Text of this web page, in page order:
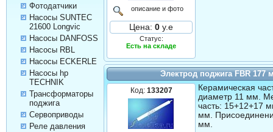
Фотодатчики
Насосы SUNTEC
21600 Longvic
Насосы DANFOSS
Насосы RBL
Насосы ECKERLE
Насосы hp
TECHNIK
Трансформаторы
поджига
Сервоприводы
Реле давления
описание и фото
Цена: 0 у.е
Статус:
Есть на складе
Электрод поджига FBR 177
Код: 133207
Керамическая
диаметр 11 мм.
часть: 15+12+17
мм.
мм.